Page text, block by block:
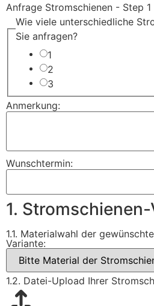
Anfrage Stromschienen - Step 1
Wie viele unterschiedliche
Sie anfragen?
1
2
3
Anmerkung:
Wunschtermin:
1.
1.1. Materialwahl der
Variante:
1.2. Datei-Upload Ihrer